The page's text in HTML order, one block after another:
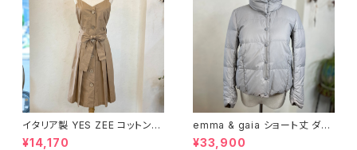
イタリア製 YES ZEE コットン10
0% プリーツワンピース
¥14,170
emma & gaia ショート丈 ダウ
ンジャケット
¥33,900